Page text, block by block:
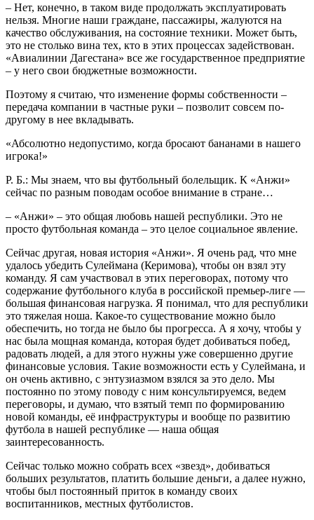
– Нет, конечно, в таком виде продолжать эксплуатировать
нельзя. Многие наши граждане, пассажиры, жалуются на
качество обслуживания, на состояние техники. Может быть,
это не столько вина тех, кто в этих процессах задействован.
«Авиалинии Дагестана» все же государственное предприятие
– у него свои бюджетные возможности.
Поэтому я считаю, что изменение формы собственности –
передача компании в частные руки – позволит совсем по-
другому в нее вкладывать.
«Абсолютно недопустимо, когда бросают бананами в нашего
игрока!»
Р. Б.: Мы знаем, что вы футбольный болельщик. К «Анжи»
сейчас по разным поводам особое внимание в стране…
– «Анжи» – это общая любовь нашей республики. Это не
просто футбольная команда – это целое социальное явление.
Сейчас другая, новая история «Анжи». Я очень рад, что мне
удалось убедить Сулеймана (Керимова), чтобы он взял эту
команду. Я сам участвовал в этих переговорах, потому что
содержание футбольного клуба в российской премьер-лиге —
большая финансовая нагрузка. Я понимал, что для республики
это тяжелая ноша. Какое-то существование можно было
обеспечить, но тогда не было бы прогресса. А я хочу, чтобы у
нас была мощная команда, которая будет добиваться побед,
радовать людей, а для этого нужны уже совершенно другие
финансовые условия. Такие возможности есть у Сулеймана, и
он очень активно, с энтузиазмом взялся за это дело. Мы
постоянно по этому поводу с ним консультируемся, ведем
переговоры, и думаю, что взятый темп по формированию
новой команды, её инфраструктуры и вообще по развитию
футбола в нашей республике — наша общая
заинтересованность.
Сейчас только можно собрать всех «звезд», добиваться
больших результатов, платить большие деньги, а далее нужно,
чтобы был постоянный приток в команду своих
воспитанников, местных футболистов.